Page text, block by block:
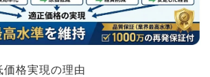
格実現の理由